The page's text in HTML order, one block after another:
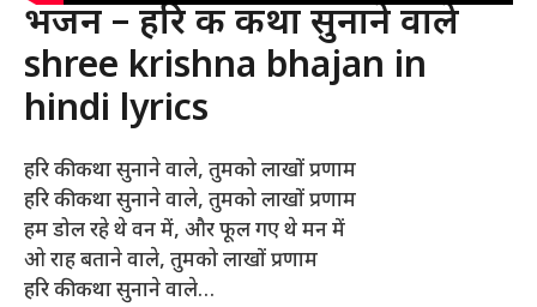
भजन – हरि की कथा सुनाने वाले
shree krishna bhajan in
hindi lyrics
हरि की कथा सुनाने वाले, तुमको लाखों प्रणाम
हरि की कथा सुनाने वाले, तुमको लाखों प्रणाम
हम डोल रहे थे वन में, और फूल गए थे मन में
ओ राह बताने वाले, तुमको लाखों प्रणाम
हरि की कथा सुनाने वाले…